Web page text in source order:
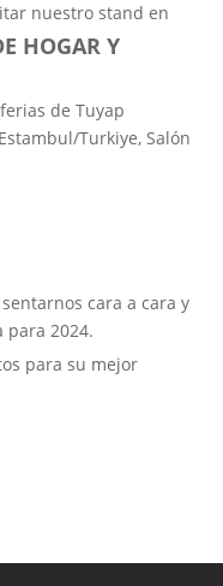
nuestro stand en
HOGAR Y
de Tuyap
Turkiye, Salón
cara a cara y
2024.
para su mejor